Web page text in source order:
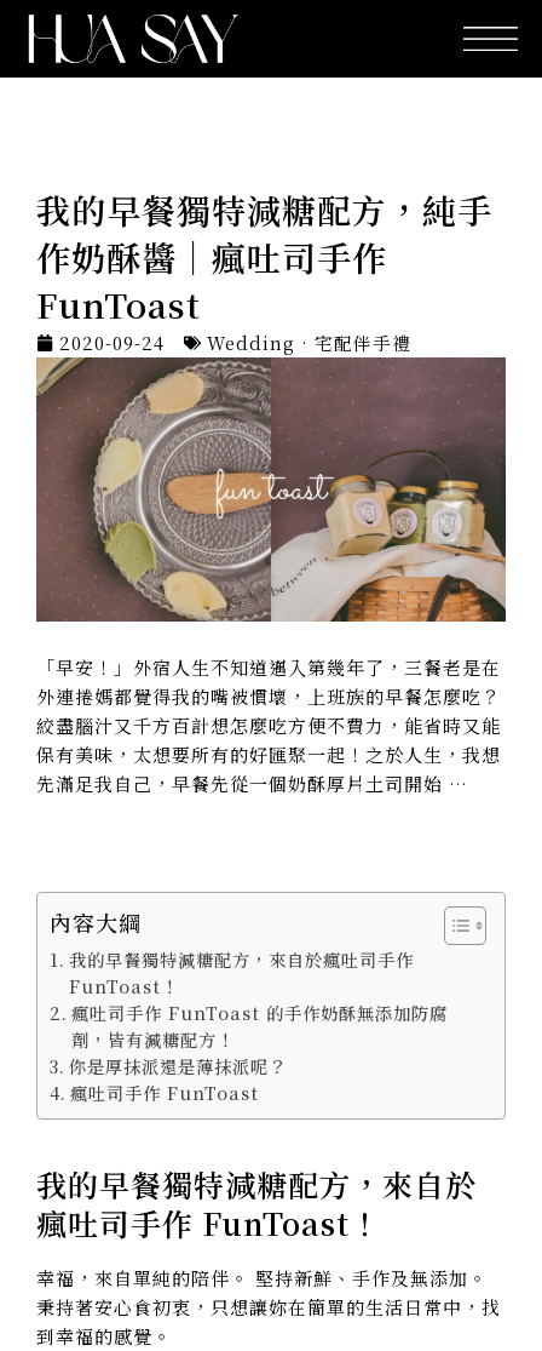
我的早餐獨特減糖配方，純手
作奶酥醬｜瘋吐司手作
FunToast
2020-09-24 Wedding · 宅配伴手禮
「早安！」外宿人生不知道邁入第幾年了，三餐老是在
外連捲媽都覺得我的嘴被慣壞，上班族的早餐怎麼吃？
絞盡腦汁又千方百計想怎麼吃方便不費力，能省時又能
保有美味，太想要所有的好匯聚一起！之於人生，我想
先滿足我自己，早餐先從一個奶酥厚片土司開始 …
內容大綱
我的早餐獨特減糖配方，來自於瘋吐司手作
FunToast！
瘋吐司手作 FunToast 的手作奶酥無添加防腐
劑，皆有減糖配方！
你是厚抹派還是薄抹派呢？
瘋吐司手作 FunToast
我的早餐獨特減糖配方，來自於
瘋吐司手作 FunToast！
幸福，來自單純的陪伴。 堅持新鮮、手作及無添加。
秉持著安心食初衷，只想讓妳在簡單的生活日常中，找
到幸福的感覺。